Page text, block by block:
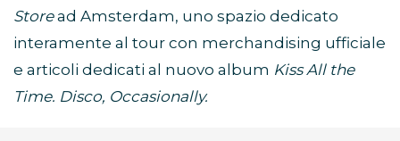
Storead Amsterdam, uno spazio dedicato
interamente al tour con merchandising ufficiale
e articoli dedicati al nuovo album Kiss All the
Time. Disco, Occasionally.